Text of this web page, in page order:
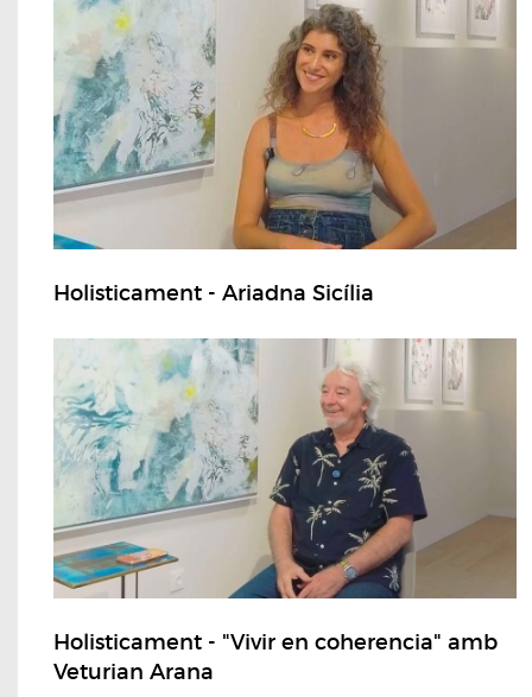
Holisticament - Ariadna Sicília
Holisticament - "Vivir en coherencia" amb
Veturian Arana